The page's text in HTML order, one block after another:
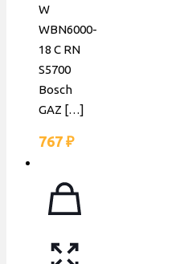
W
WBN6000-
18 C RN
S5700
Bosch
GAZ […]
767 ₽